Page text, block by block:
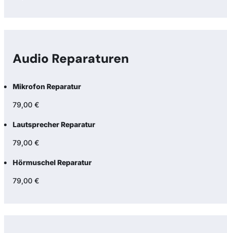
Audio Reparaturen
Mikrofon Reparatur
79,00 €
Lautsprecher Reparatur
79,00 €
Hörmuschel Reparatur
79,00 €